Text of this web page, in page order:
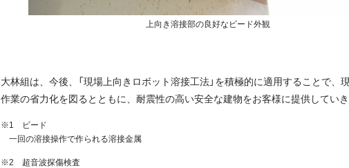
上向き溶接部の良好なビード外観
大林組は、今後、「現場上向きロボット溶接工法」を積極的に適用することで、
作業の省力化を図るとともに、耐震性の高い安全な建物をお客様に提供してい
※1 ビード
一回の溶接操作で作られる溶接金属
※2 超音波探傷検査